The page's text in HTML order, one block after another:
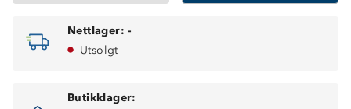
Nettlager: -
Utsolgt
Butikklager: